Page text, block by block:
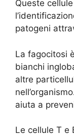
Queste
patogeni
La fagocitosi
bianchi
altre
aiuta a
Le cellule T e